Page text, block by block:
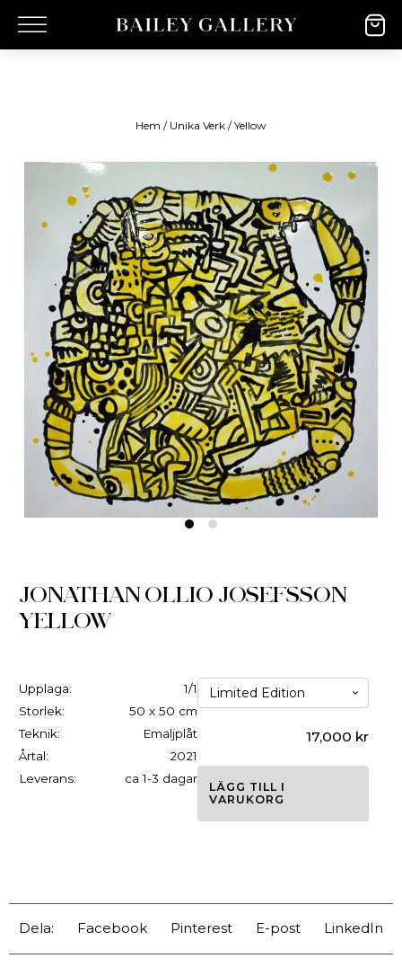
Hem / Unika Verk / Yellow
JONATHAN OLLIO JOSEFSSON
YELLOW
Upplaga:
1/1
Storlek:
50 x 50 cm
Teknik:
Emaljplåt
Årtal:
2021
Leverans:
ca 1-3 dagar
17,000 kr
LÄGG TILL I
VARUKORG
Dela: Facebook Pinterest E-post LinkedIn